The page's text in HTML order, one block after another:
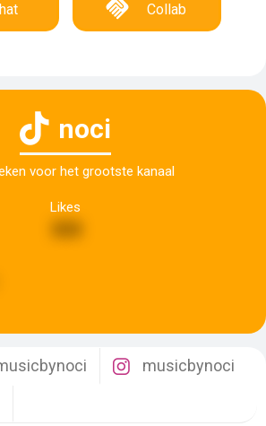
Collab
noci
voor het grootste kanaal
Likes
musicbynoci